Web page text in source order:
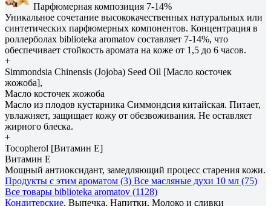
Парфюмерная композиция 7-14%
Уникальное сочетание высококачественных натуральных или
синтетических парфюмерных компонентов. Концентрация в
роллерболах biblioteka aromatov составляет 7-14%, что
обеспечивает стойкость аромата на коже от 1,5 до 6 часов.
+
Simmondsia Сhinensis (Jojoba) Seed Oil [Масло косточек
жожоба],
Масло косточек жожоба
Масло из плодов кустарника Симмондсия китайская. Питает,
увлажняет, защищает кожу от обезвоживания. Не оставляет
жирного блеска.
+
Tocopherol [Витамин E]
Витамин E
Мощный антиоксидант, замедляющий процесс старения кожи.
Продукты с этим ароматом (3) Все масляные духи 10 мл (75)
Все товары biblioteka aromatov (1128)
Кондитерские, Выпечка, Напитки, Молоко и сливки